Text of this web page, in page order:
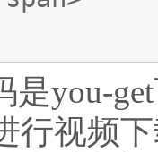
是you-
行视频